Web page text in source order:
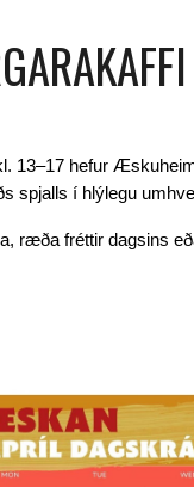
13–17 hefur
spjalls í hlýlegu
ræða fréttir dagsins